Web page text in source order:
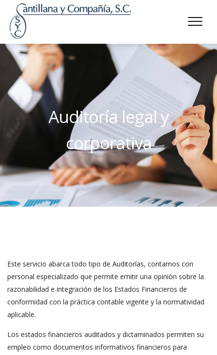
Auditoría legal y
corporativa
Este servicio abarca todo tipo de Auditorías, contamos con
personal especializado que permite emitir una opinión sobre la
razonabilidad e integración de los Estados Financieros de
conformidad con la práctica contable vigente y la normatividad
aplicable.
Los estados financieros auditados y dictaminados permiten su
empleo como documentos informativos financieros para